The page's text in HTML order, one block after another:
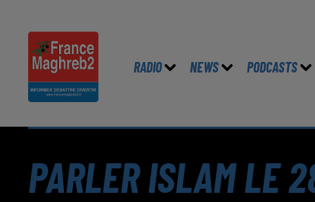
RADIO NEWS PODCASTS
PARLER ISLAM LE